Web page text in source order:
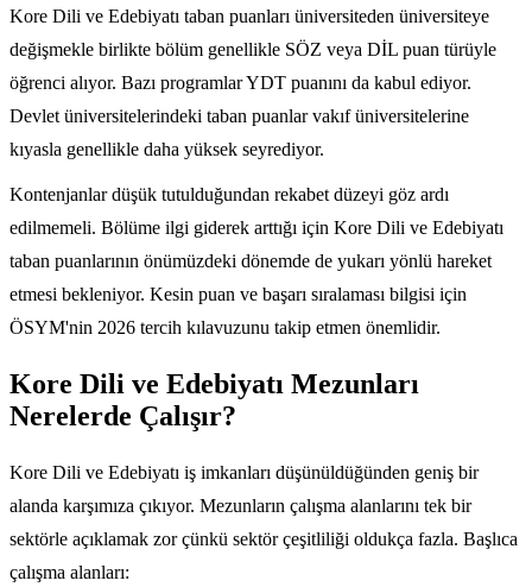
Kore Dili ve Edebiyatı taban puanları üniversiteden üniversiteye
değişmekle birlikte bölüm genellikle SÖZ veya DİL puan türüyle
öğrenci alıyor. Bazı programlar YDT puanını da kabul ediyor.
Devlet üniversitelerindeki taban puanlar vakıf üniversitelerine
kıyasla genellikle daha yüksek seyrediyor.
Kontenjanlar düşük tutulduğundan rekabet düzeyi göz ardı
edilmemeli. Bölüme ilgi giderek arttığı için Kore Dili ve Edebiyatı
taban puanlarının önümüzdeki dönemde de yukarı yönlü hareket
etmesi bekleniyor. Kesin puan ve başarı sıralaması bilgisi için
ÖSYM'nin 2026 tercih kılavuzunu takip etmen önemlidir.
Kore Dili ve Edebiyatı Mezunları
Nerelerde Çalışır?
Kore Dili ve Edebiyatı iş imkanları düşünüldüğünden geniş bir
alanda karşımıza çıkıyor. Mezunların çalışma alanlarını tek bir
sektörle açıklamak zor çünkü sektör çeşitliliği oldukça fazla. Başlıca
çalışma alanları: